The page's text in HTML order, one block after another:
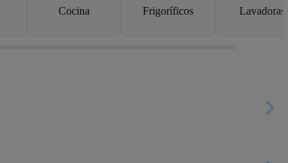
Cocina Frigoríficos Lavadoras